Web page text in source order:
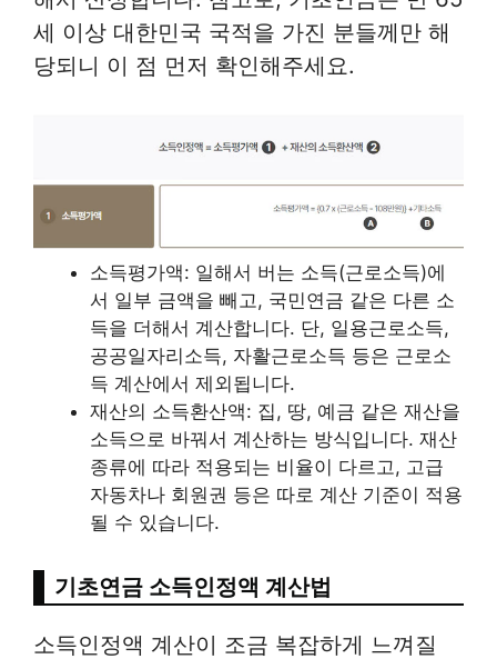
세 이상 대한민국 국적을 가진 분들께만 해
당되니 이 점 먼저 확인해주세요.
소득평가액: 일해서 버는 소득(근로소득)에
서 일부 금액을 빼고, 국민연금 같은 다른 소
득을 더해서 계산합니다. 단, 일용근로소득,
공공일자리소득, 자활근로소득 등은 근로소
득 계산에서 제외됩니다.
재산의 소득환산액: 집, 땅, 예금 같은 재산을
소득으로 바꿔서 계산하는 방식입니다. 재산
종류에 따라 적용되는 비율이 다르고, 고급
자동차나 회원권 등은 따로 계산 기준이 적용
될 수 있습니다.
기초연금 소득인정액 계산법
소득인정액 계산이 조금 복잡하게 느껴질